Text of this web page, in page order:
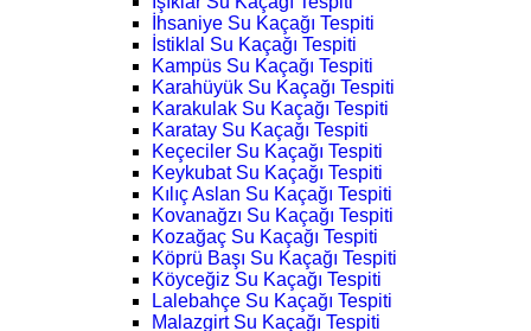
İhsaniye Su Kaçağı Tespiti
İstiklal Su Kaçağı Tespiti
Kampüs Su Kaçağı Tespiti
Karahüyük Su Kaçağı Tespiti
Karakulak Su Kaçağı Tespiti
Karatay Su Kaçağı Tespiti
Keçeciler Su Kaçağı Tespiti
Keykubat Su Kaçağı Tespiti
Kılıç Aslan Su Kaçağı Tespiti
Kovanağzı Su Kaçağı Tespiti
Kozağaç Su Kaçağı Tespiti
Köprü Başı Su Kaçağı Tespiti
Köyceğiz Su Kaçağı Tespiti
Lalebahçe Su Kaçağı Tespiti
Malazgirt Su Kaçağı Tespiti